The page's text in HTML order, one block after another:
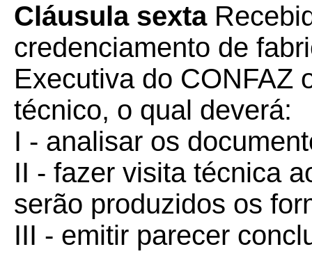
Cláusula sexta
credenciamento de
Executiva do CONFAZ
técnico, o qual deverá:
I - analisar os
II - fazer visita técnica
serão produzidos os
III - emitir parecer